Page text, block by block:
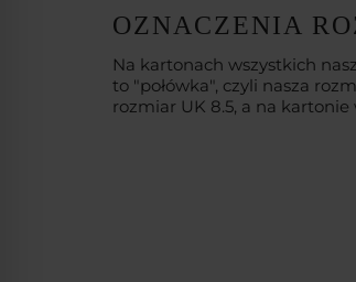
OZNACZENIA
Na kartonach wszystkich
to "połówka", czyli nasza
rozmiar UK 8.5, a na